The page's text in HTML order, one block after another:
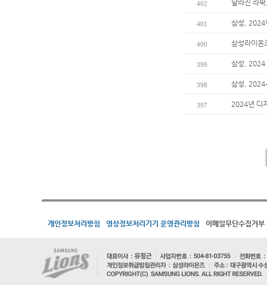
402 달라진 라
401 삼성, 2024
400 삼성라이온
399 삼성, 2024
398 삼성, 2024
397 2024년 디
개인정보처리방침 영상정보처리기기 운영관리방침 이메일무단수집거부